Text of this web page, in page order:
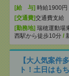
[給 与] 時給1900円
[交通費]交通費支給
[勤務地] 瑞穂運動場
西駅から徒歩10分 /
【大人気案件
ト！土日はも